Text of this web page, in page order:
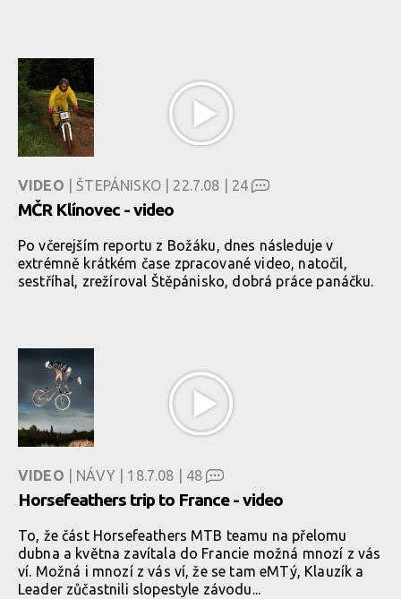
VIDEO | ŠTEPÁNISKO | 22.7.08 | 24
MČR Klínovec - video
Po včerejším reportu z Božáku, dnes následuje v
extrémně krátkém čase zpracované video, natočil,
sestříhal, zrežíroval Štěpánisko, dobrá práce panáčku.
VIDEO | NÁVY | 18.7.08 | 48
Horsefeathers trip to France - video
To, že část Horsefeathers MTB teamu na přelomu
dubna a května zavítala do Francie možná mnozí z vás
ví. Možná i mnozí z vás ví, že se tam eMTý, Klauzík a
Leader zůčastnili slopestyle závodu...